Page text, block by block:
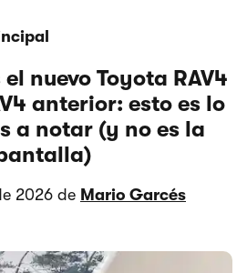
nuevo Toyota RAV4
anterior: esto es lo
a notar (y no es la
2026 de Mario Garcés